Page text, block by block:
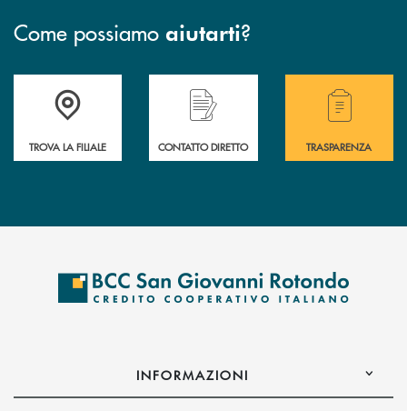
Come possiamo aiutarti?
Accedi all' elenco completo delle filiali della BCC San Giovanni
TROVA LA FILIALE
Hai bisogno di assistenza immediata?
CONTATTO DIRETTO
Hai bisogno di
TRASPARENZA
INFORMAZIONI